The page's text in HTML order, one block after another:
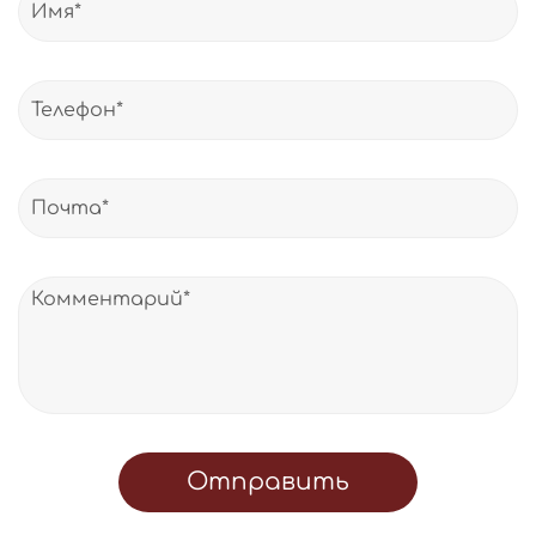
Отправить